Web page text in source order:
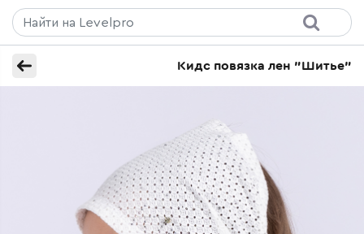
Кидс повязка лен "Шитье"